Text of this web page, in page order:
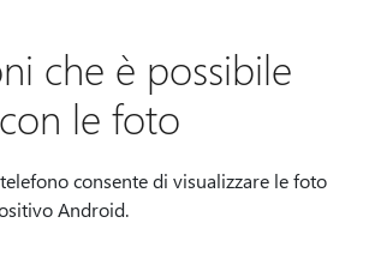
che è possibile
le foto
consente di visualizzare le foto
Android.